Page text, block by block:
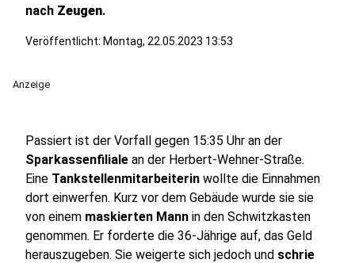
nach Zeugen.
Veröffentlicht: Montag, 22.05.2023 13:53
Anzeige
Passiert ist der Vorfall gegen 15:35 Uhr an der
Sparkassenfiliale an der Herbert-Wehner-Straße.
Eine Tankstellenmitarbeiterin wollte die Einnahmen
dort einwerfen. Kurz vor dem Gebäude wurde sie sie
von einem maskierten Mann in den Schwitzkasten
genommen. Er forderte die 36-Jährige auf, das Geld
herauszugeben. Sie weigerte sich jedoch und schrie